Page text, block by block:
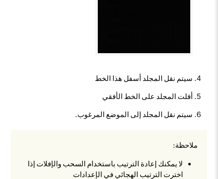
سيتم نقل المجلد أسفل هذا الخط
أفلت المجلد على الخط الأفقي
سيتم نقل المجلد إلى الموضع المرغوب.
ملاحظة:
لا يمكنك إعادة الترتيب باستخدام السحب والإفلات إذا
اخترت الترتيب الهجائي في الإعدادات